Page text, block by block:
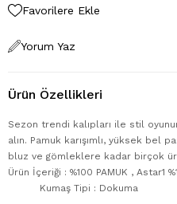
Favorilere Ekle
Yorum Yaz
Ürün Özellikleri
Sezon trendi kalıpları ile stil
alın. Pamuk karışımlı, yüksek
bluz ve gömleklere kadar birçok
Ürün İçeriği : %100 PAMUK , Astar1
Kumaş Tipi : Dokuma